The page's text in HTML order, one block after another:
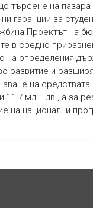
търсене на пазара
гаранции за
на
в средно
на определения
развитие и
на средствата
млн. лв., а за
на национални